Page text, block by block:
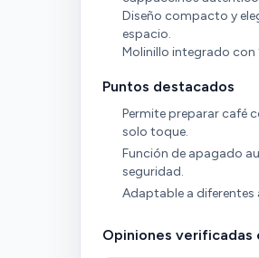
Diseño compacto y
espacio.
Molinillo integrado con
Puntos destacados
Permite preparar café
solo toque.
Función de apagado
seguridad.
Adaptable a diferentes
Opiniones verificadas